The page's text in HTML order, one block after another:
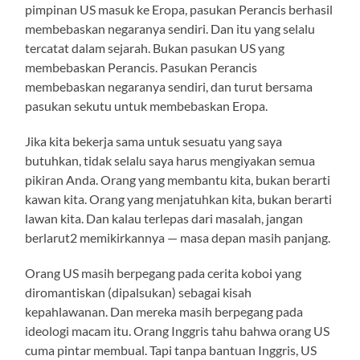
pimpinan US masuk ke Eropa, pasukan Perancis berhasil
membebaskan negaranya sendiri. Dan itu yang selalu
tercatat dalam sejarah. Bukan pasukan US yang
membebaskan Perancis. Pasukan Perancis
membebaskan negaranya sendiri, dan turut bersama
pasukan sekutu untuk membebaskan Eropa.
Jika kita bekerja sama untuk sesuatu yang saya
butuhkan, tidak selalu saya harus mengiyakan semua
pikiran Anda. Orang yang membantu kita, bukan berarti
kawan kita. Orang yang menjatuhkan kita, bukan berarti
lawan kita. Dan kalau terlepas dari masalah, jangan
berlarut2 memikirkannya — masa depan masih panjang.
Orang US masih berpegang pada cerita koboi yang
diromantiskan (dipalsukan) sebagai kisah
kepahlawanan. Dan mereka masih berpegang pada
ideologi macam itu. Orang Inggris tahu bahwa orang US
cuma pintar membual. Tapi tanpa bantuan Inggris, US